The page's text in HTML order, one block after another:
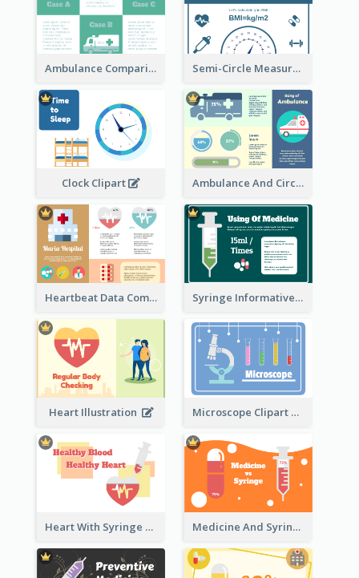
Ambulance Comparison Semi-Circle Measurement Clipart
Clock Clipart Ambulance And Circular Informative Report
Heartbeat Data Comparison Syringe Informative Clipart
Heart Illustration Microscope Clipart With Test Tube
Heart With Syringe Clipart Medicine And Syringe Comparison